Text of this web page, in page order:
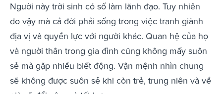
Người này trời sinh có số làm lãnh đạo. Tuy nhiên
do vậy mà cả đời phải sống trong việc tranh giành
địa vị và quyền lực với người khác. Quan hệ của họ
và người thân trong gia đình cũng không mấy suôn
sẻ mà gặp nhiều biết động. Vận mệnh nhìn chung
sẽ không được suôn sẻ khi còn trẻ, trung niên và về